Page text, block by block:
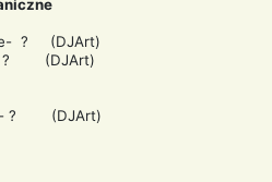
? (DJArt)
? (DJArt)
? (DJArt)